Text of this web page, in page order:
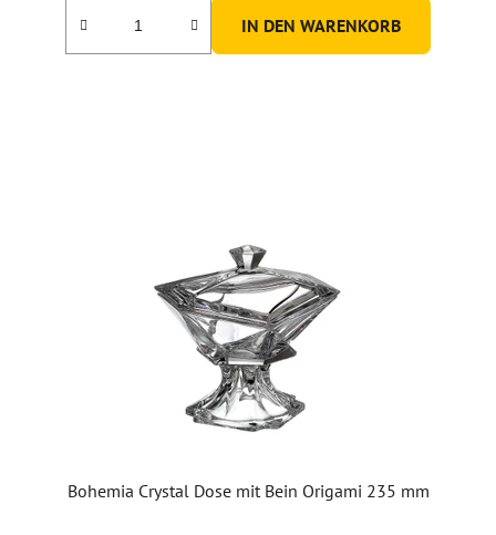
IN DEN WARENKORB
Bohemia Crystal Dose mit Bein Origami 235 mm